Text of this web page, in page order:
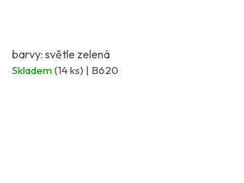
barvy: světle zelená
Skladem(14 ks) | B620